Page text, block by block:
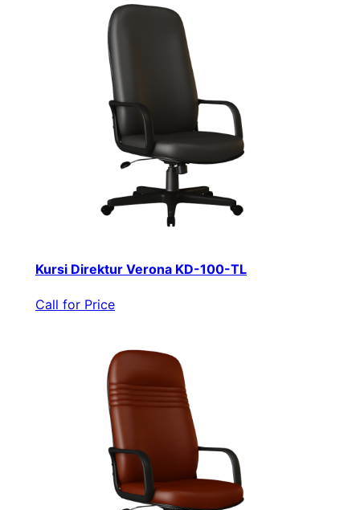
Kursi Direktur Verona KD-100-TL
Call for Price